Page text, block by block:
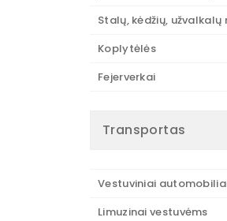
Stalų, kėdžių, užvalkalų
Koplytėlės
Fejerverkai
Transportas
Vestuviniai
Limuzinai vestuvėms